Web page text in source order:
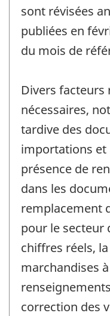
sont révisées
publiées en
du mois de
Divers facteurs
nécessaires,
tardive des
importations et
présence de
dans les
remplacement
pour le secteur
chiffres réels,
marchandises
correction des